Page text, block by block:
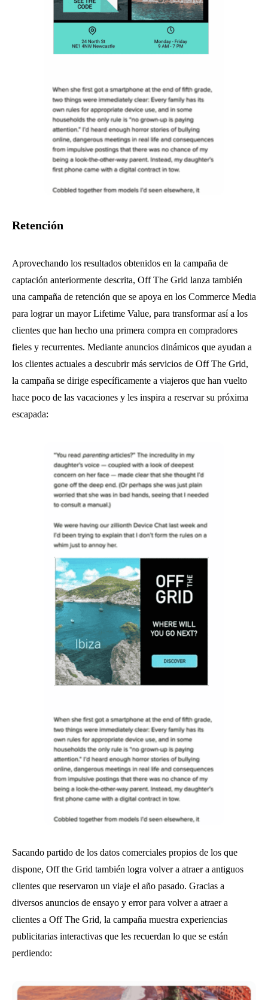
Retención
Aprovechando los resultados obtenidos en la campaña de
captación anteriormente descrita, Off The Grid lanza también
una campaña de retención que se apoya en los Commerce Media
para lograr un mayor Lifetime Value, para transformar así a los
clientes que han hecho una primera compra en compradores
fieles y recurrentes. Mediante anuncios dinámicos que ayudan a
los clientes actuales a descubrir más servicios de Off The Grid,
la campaña se dirige específicamente a viajeros que han vuelto
hace poco de las vacaciones y les inspira a reservar su próxima
escapada:
Sacando partido de los datos comerciales propios de los que
dispone, Off the Grid también logra volver a atraer a antiguos
clientes que reservaron un viaje el año pasado. Gracias a
diversos anuncios de ensayo y error para volver a atraer a
clientes a Off The Grid, la campaña muestra experiencias
publicitarias interactivas que les recuerdan lo que se están
perdiendo: